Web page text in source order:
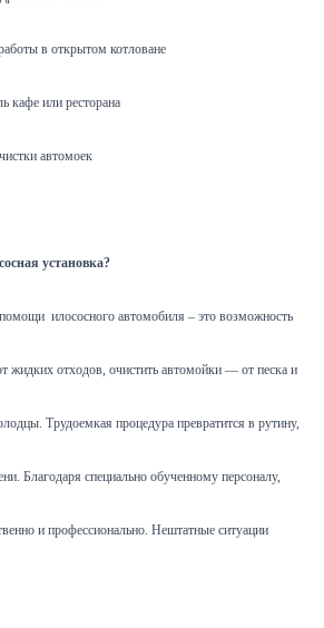
в открытом котловане
кафе или ресторана
автомоек
установка?
илососного автомобиля – это возможность
жидких отходов, очистить автомойки — от песка и
Трудоемкая процедура превратится в рутину,
Благодаря специально обученному персоналу,
и профессионально. Нештатные ситуации